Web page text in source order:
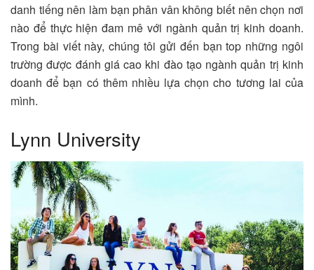
danh tiếng nên làm bạn phân vân không biết nên chọn nơi
nào để thực hiện đam mê với ngành quản trị kinh doanh.
Trong bài viết này, chúng tôi gửi đến bạn top những ngôi
trường được đánh giá cao khi đào tạo ngành quản trị kinh
doanh để bạn có thêm nhiều lựa chọn cho tương lai của
mình.
Lynn University